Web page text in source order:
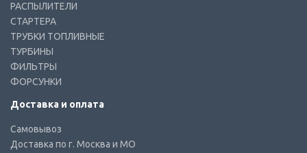
РАСПЫЛИТЕЛИ
СТАРТЕРА
ТРУБКИ ТОПЛИВНЫЕ
ТУРБИНЫ
ФИЛЬТРЫ
ФОРСУНКИ
Доставка и оплата
Самовывоз
Доставка по г. Москва и МО